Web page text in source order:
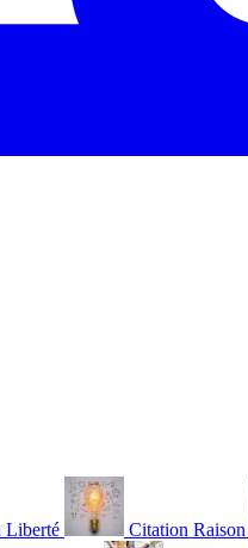
Liberté Citation Raison